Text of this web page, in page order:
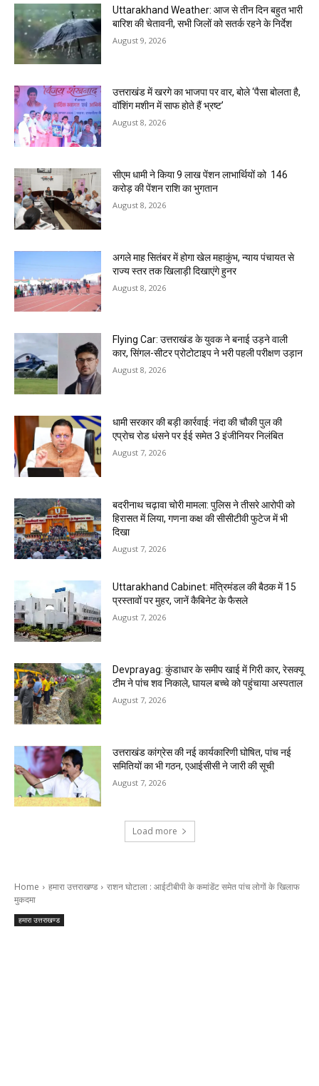
Uttarakhand Weather: आज से तीन दिन बहुत भारी
बारिश की चेतावनी, सभी जिलों को सतर्क रहने के निर्देश
August 9, 2026
उत्तराखंड में खरगे का भाजपा पर वार, बोले ‘पैसा बोलता है,
वॉशिंग मशीन में साफ होते हैं भ्रष्ट’
August 8, 2026
सीएम धामी ने किया 9 लाख पेंशन लाभार्थियों को ₹ 146
करोड़ की पेंशन राशि का भुगतान
August 8, 2026
अगले माह सितंबर में होगा खेल महाकुंभ, न्याय पंचायत से
राज्य स्तर तक खिलाड़ी दिखाएंगे हुनर
August 8, 2026
Flying Car: उत्तराखंड के युवक ने बनाई उड़ने वाली
कार, सिंगल-सीटर प्रोटोटाइप ने भरी पहली परीक्षण उड़ान
August 8, 2026
धामी सरकार की बड़ी कार्रवाई: नंदा की चौकी पुल की
एप्राेच रोड धंसने पर ईई समेत 3 इंजीनियर निलंबित
August 7, 2026
बदरीनाथ चढ़ावा चोरी मामला: पुलिस ने तीसरे आरोपी को
हिरासत में लिया, गणना कक्ष की सीसीटीवी फुटेज में भी
दिखा
August 7, 2026
Uttarakhand Cabinet: मंत्रिमंडल की बैठक में 15
प्रस्तावों पर मुहर, जानें कैबिनेट के फैसले
August 7, 2026
Devprayag: कुंडाधार के समीप खाई में गिरी कार, रेसक्यू
टीम ने पांच शव निकाले, घायल बच्चे को पहुंचाया अस्पताल
August 7, 2026
उत्तराखंड कांग्रेस की नई कार्यकारिणी घोषित, पांच नई
समितियों का भी गठन, एआईसीसी ने जारी की सूची
August 7, 2026
Load more